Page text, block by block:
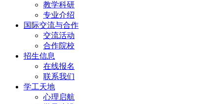
教学科研
专业介绍
国际交流与合作
交流活动
合作院校
招生信息
在线报名
联系我们
学工天地
心理启航